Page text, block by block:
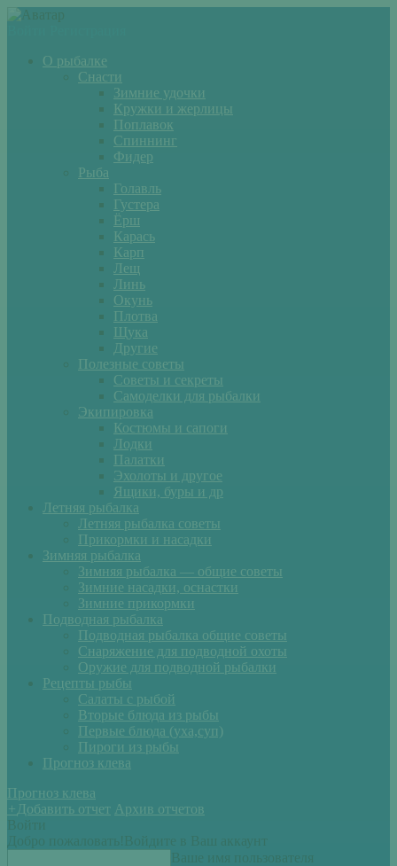
О рыбалке
Снасти
Зимние удочки
Кружки и жерлицы
Поплавок
Спиннинг
Фидер
Рыба
Голавль
Густера
Ёрш
Карась
Карп
Лещ
Линь
Окунь
Плотва
Щука
Другие
Полезные советы
Советы и секреты
Самоделки для рыбалки
Экипировка
Костюмы и сапоги
Лодки
Палатки
Эхолоты и другое
Ящики, буры и др
Летняя рыбалка
Летняя рыбалка советы
Прикормки и насадки
Зимняя рыбалка
Зимняя рыбалка — общие советы
Зимние насадки, оснастки
Зимние прикормки
Подводная рыбалка
Подводная рыбалка общие советы
Снаряжение для подводной охоты
Оружие для подводной рыбалки
Рецепты рыбы
Салаты с рыбой
Вторые блюда из рыбы
Первые блюда (уха,суп)
Пироги из рыбы
Прогноз клева
Прогноз клева
+ Добавить отчет Архив отчетов
Войти
Добро пожаловать! Войдите в Ваш аккаунт
Ваше имя пользователя